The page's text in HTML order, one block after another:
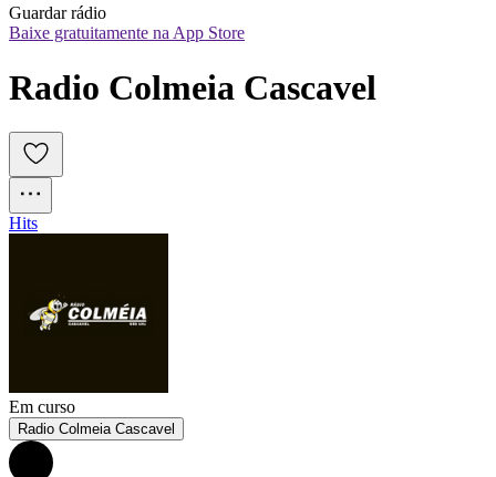
Guardar rádio
Baixe gratuitamente na App Store
Radio Colmeia Cascavel
Hits
Em curso
Radio Colmeia Cascavel